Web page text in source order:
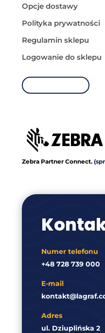
Opcje dostawy
Polityka prywatności
Regulamin sklepu
Logowanie do sklepu
Zebra Partner Connect.
Numer telefonu
+48 728 739 000
E-mail
Adres
ul. Dziuplińska 2